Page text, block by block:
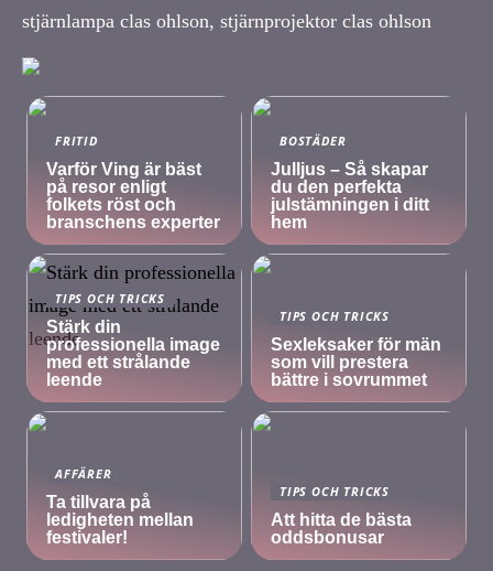
stjärnlampa clas ohlson, stjärnprojektor clas ohlson
FRITID
Varför Ving är bäst
på resor enligt
folkets röst och
branschens experter
BOSTÄDER
Julljus – Så skapar
du den perfekta
julstämningen i ditt
hem
TIPS OCH TRICKS
Stärk din
professionella image
med ett strålande
leende
TIPS OCH TRICKS
Sexleksaker för män
som vill prestera
bättre i sovrummet
AFFÄRER
Ta tillvara på
ledigheten mellan
festivaler!
TIPS OCH TRICKS
Att hitta de bästa
oddsbonusar